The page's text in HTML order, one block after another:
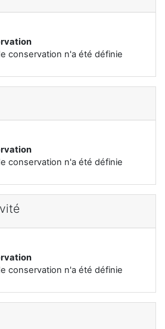
conservation n'a été définie
conservation n'a été définie
conservation n'a été définie